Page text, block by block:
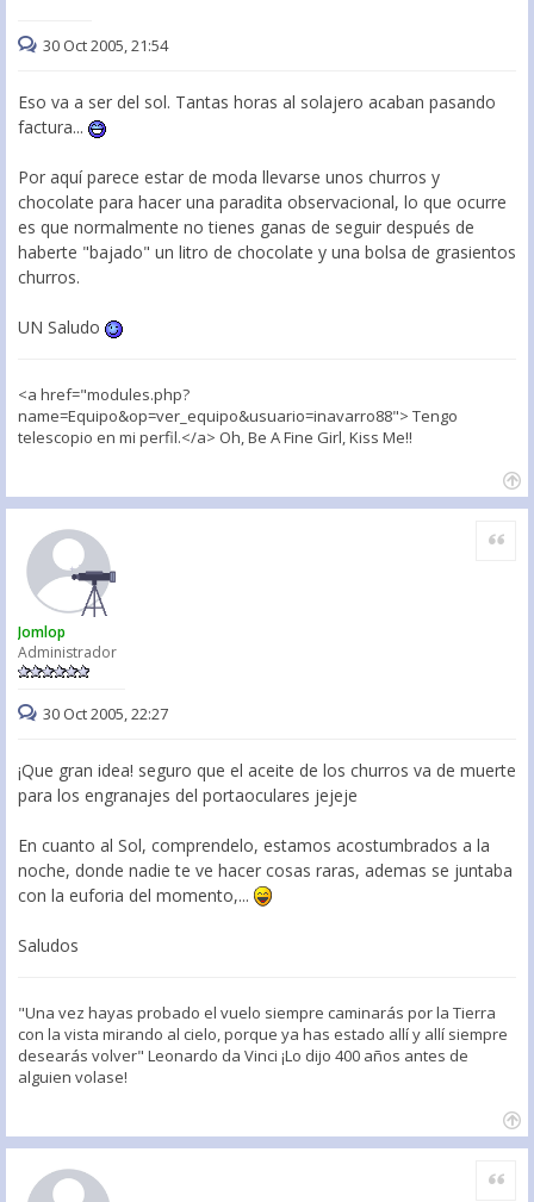
30 Oct 2005, 21:54
Eso va a ser del sol. Tantas horas al solajero acaban pasando
factura...
Por aquí parece estar de moda llevarse unos churros y
chocolate para hacer una paradita observacional, lo que ocurre
es que normalmente no tienes ganas de seguir después de
haberte "bajado" un litro de chocolate y una bolsa de grasientos
churros.
UN Saludo
<a href="modules.php?
name=Equipo&op=ver_equipo&usuario=inavarro88"> Tengo
telescopio en mi perfil.</a> Oh, Be A Fine Girl, Kiss Me!!
Jomlop
Administrador
Citar
30 Oct 2005, 22:27
¡Que gran idea! seguro que el aceite de los churros va de muerte
para los engranajes del portaoculares jejeje
En cuanto al Sol, comprendelo, estamos acostumbrados a la
noche, donde nadie te ve hacer cosas raras, ademas se juntaba
con la euforia del momento,...
Saludos
"Una vez hayas probado el vuelo siempre caminarás por la Tierra
con la vista mirando al cielo, porque ya has estado allí y allí siempre
desearás volver" Leonardo da Vinci ¡Lo dijo 400 años antes de
alguien volase!
Citar